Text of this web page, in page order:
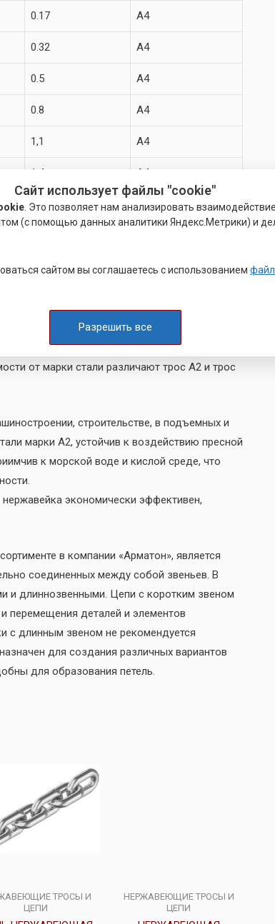
0.17 A4
0.32 A4
0.5 A4
0.8 A4
1,1 А4
1.4 A4
2.3 A4
5,7 А4
из нержавеющей стали либо из других
не подвергается коррозии, а также
выпускается трех видов: мягкого
от марки стали различают трос А2 и трос
строительстве, в подъемных и
марки А2, устойчив к воздействию пресной
к морской воде и кислой среде, что
экономически эффективен,
в компании «Арматон», является
соединенных между собой звеньев. В
и длиннозвенными. Цепи с коротким звеном
перемещения деталей и элементов
с длинным звеном не рекомендуется
для создания различных вариантов
для образования петель.
ТРОСЫ И
ЦЕПИ
НЕРЖАВЕЮЩИЕ ТРОСЫ И
ЦЕПИ
Сайт использует файлы "cookie"
. Это позволяет нам анализировать взаимодействие
(с помощью данных аналитики Яндекс.Метрики) и
сайтом вы соглашаетесь с использованием
Разрешить все